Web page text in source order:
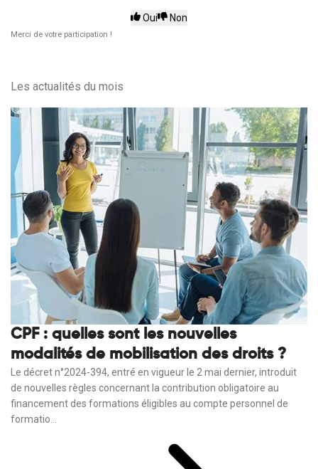
Oui Non
Merci de votre participation !
Les actualités du mois
CPF : quelles sont les nouvelles
modalités de mobilisation des droits ?
Le décret n°2024-394, entré en vigueur le 2 mai dernier, introduit
de nouvelles règles concernant la contribution obligatoire au
financement des formations éligibles au compte personnel de
formatio...